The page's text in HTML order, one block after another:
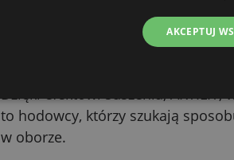
podłogach i rusztach. Sprawdza
środowiska bez zbędnych
Bardziej praktyczna
Dzięki efektowi suszenia,
to hodowcy, którzy szukają
w oborze.
AKCEPTUJ